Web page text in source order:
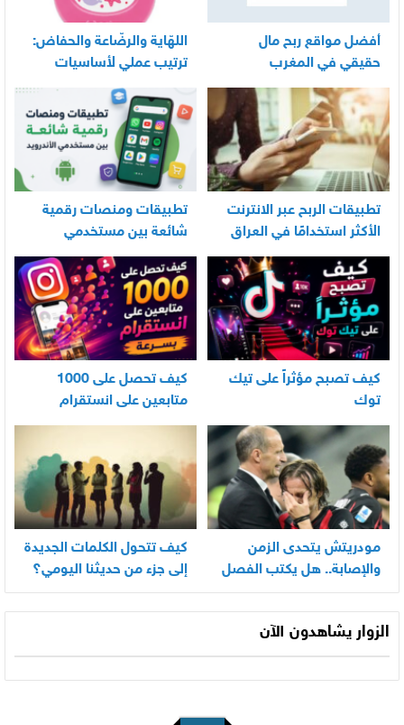
أفضل مواقع ربح مال
حقيقي في المغرب
اللهّاية والرضّاعة والحفاض:
ترتيب عملي لأساسيات
العناية اليومية بالرضيع
تطبيقات الربح عبر الانترنت
الأكثر استخدامًا في العراق
تطبيقات ومنصات رقمية
شائعة بين مستخدمي
الأندرويد
كيف تصبح مؤثراً على تيك
توك
كيف تحصل على 1000
متابعين على انستقرام
بسرعة
مودريتش يتحدى الزمن
والإصابة.. هل يكتب الفصل
الأخير في أسطورته
المونديالية؟
كيف تتحول الكلمات الجديدة
إلى جزء من حديثنا اليومي؟
الزوار يشاهدون الآن